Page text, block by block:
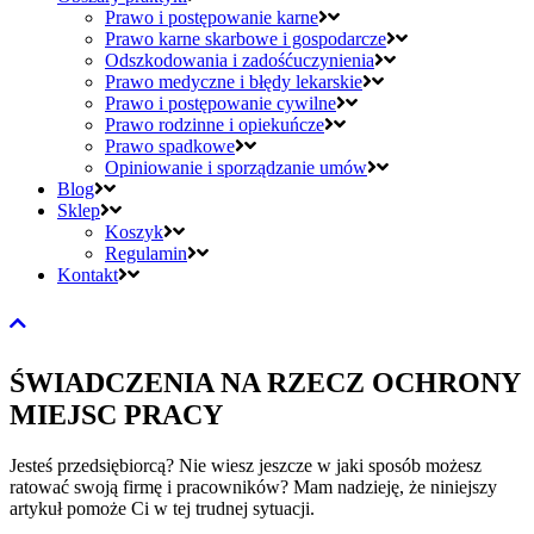
Prawo i postępowanie karne
Prawo karne skarbowe i gospodarcze
Odszkodowania i zadośćuczynienia
Prawo medyczne i błędy lekarskie
Prawo i postępowanie cywilne
Prawo rodzinne i opiekuńcze
Prawo spadkowe
Opiniowanie i sporządzanie umów
Blog
Sklep
Koszyk
Regulamin
Kontakt
ŚWIADCZENIA NA RZECZ OCHRONY
MIEJSC PRACY
Jesteś przedsiębiorcą? Nie wiesz jeszcze w jaki sposób możesz
ratować swoją firmę i pracowników? Mam nadzieję, że niniejszy
artykuł pomoże Ci w tej trudnej sytuacji.